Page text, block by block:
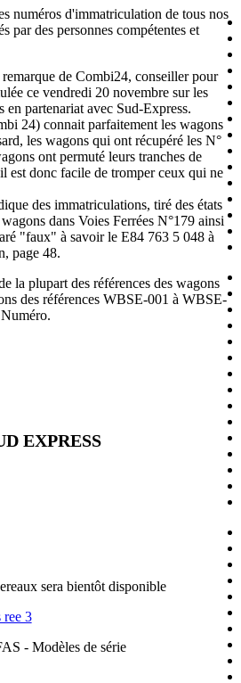
numéros d'immatriculation de tous nos
par des personnes compétentes et
de Combi24, conseiller pour
ce vendredi 20 novembre sur les
partenariat avec Sud-Express.
24) connait parfaitement les wagons
les wagons qui ont récupéré les N°
ont permuté leurs tranches de
est donc facile de tromper ceux qui ne
des immatriculations, tiré des états
dans Voies Ferrées N°179 ainsi
"faux" à savoir le E84 763 5 048 à
page 48.
la plupart des références des wagons
des références WBSE-001 à WBSE-
EXPRESS
sera bientôt disponible
- Modèles de série